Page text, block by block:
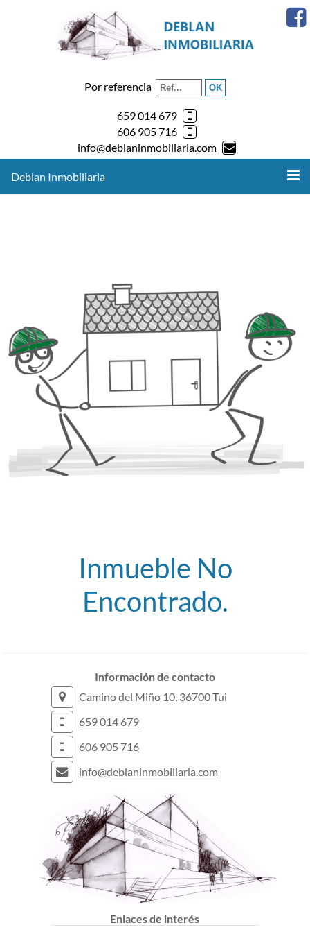
Por referencia
659 014 679
606 905 716
info@deblaninmobiliaria.com
Deblan Inmobiliaria
Inmueble No
Encontrado.
Información de contacto
Camino del Miño 10, 36700 Tui
659 014 679
606 905 716
info@deblaninmobiliaria.com
Enlaces de interés